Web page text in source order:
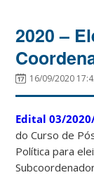
2020 –
16/09/2020
Edital 03/
do Curso de
Política para